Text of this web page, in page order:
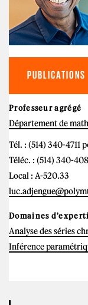
PUBLICATIONS
Professeur agrégé
Département de
Tél. : (514) 340-4711
Téléc. : (514) 340-
Local : A-520.33
Domaines
Analyse des séries
Inférence